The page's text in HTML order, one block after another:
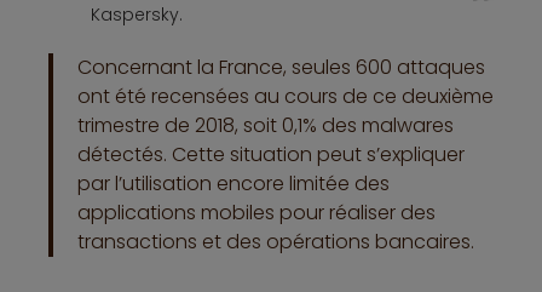
Kaspersky.
Concernant la France, seules 600 attaques
ont été recensées au cours de ce deuxième
trimestre de 2018, soit 0,1% des malwares
détectés. Cette situation peut s’expliquer
par l’utilisation encore limitée des
applications mobiles pour réaliser des
transactions et des opérations bancaires.